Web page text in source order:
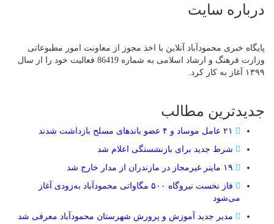
درباره سایت
پایگاه خبری محمودآباد آنلاین با اخذ مجوز از معاونت امور مطبوعاتی
وزارت فرهنگ و ارشاد اسلامی به شماره 86419 فعالیت خود را از سال
۱۳۹۹ آغاز به کار کرد.
جدیدترین مطالب
شرط جدید برای بازنشستگی اعلام شد
فاز نخست نیروگاه ۵۰۰ مگاواتی محمودآباد به‌زودی آغاز
می‌شود
مدیر جدید آموزش و پرورش شهرستان محمودآباد معرفی شد